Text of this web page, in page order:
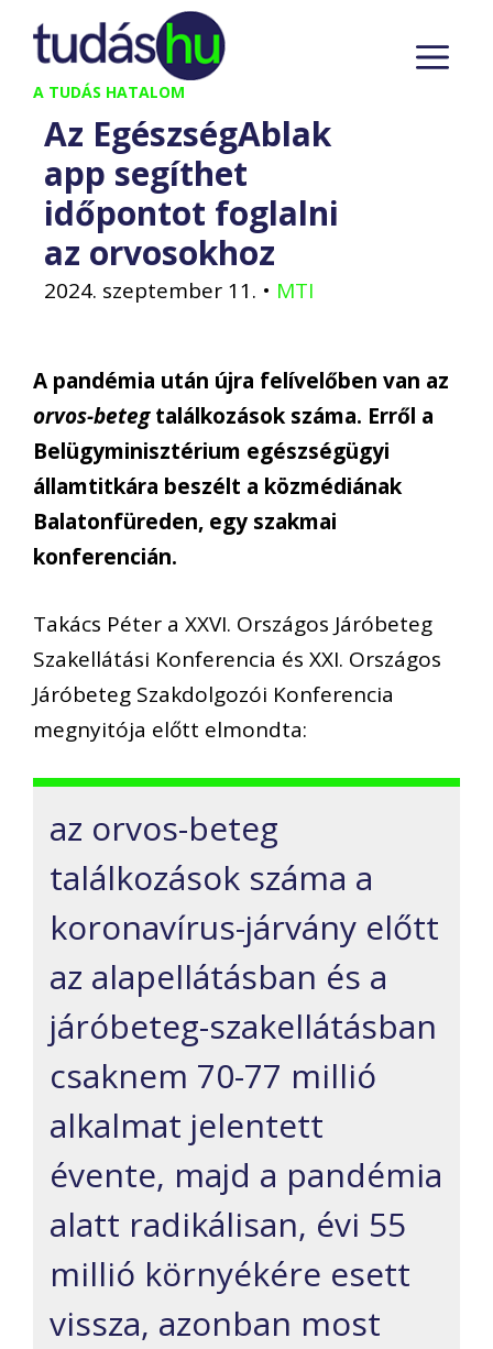
Kilépés
tartalomba
A TUDÁS HATALOM
Az EgészségAblak
app segíthet
időpontot foglalni
az orvosokhoz
2024. szeptember 11. • MTI
A pandémia után újra felívelőben van az
orvos-betegtalálkozások száma. Erről a
Belügyminisztérium egészségügyi
államtitkára beszélt a közmédiának
Balatonfüreden, egy szakmai
konferencián.
Takács Péter a XXVI. Országos Járóbeteg
Szakellátási Konferencia és XXI. Országos
Járóbeteg Szakdolgozói Konferencia
megnyitója előtt elmondta:
az orvos-beteg
találkozások száma a
koronavírus-járvány előtt
az alapellátásban és a
járóbeteg-szakellátásban
csaknem 70-77 millió
alkalmat jelentett
évente, majd a pandémia
alatt radikálisan, évi 55
millió környékére esett
vissza, azonban most